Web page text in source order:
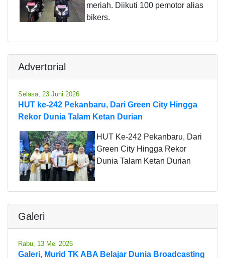
meriah. Diikuti 100 pemotor alias
bikers.
Advertorial
Selasa, 23 Juni 2026
HUT ke-242 Pekanbaru, Dari Green City Hingga
Rekor Dunia Talam Ketan Durian
HUT Ke-242 Pekanbaru, Dari
Green City Hingga Rekor
Dunia Talam Ketan Durian
Galeri
Rabu, 13 Mei 2026
Galeri, Murid TK ABA Belajar Dunia Broadcasting